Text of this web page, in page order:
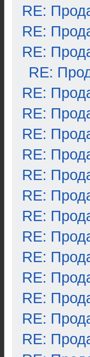
RE:
RE:
RE:
RE:
RE:
RE:
RE:
RE:
RE:
RE:
RE:
RE:
RE:
RE:
RE:
RE:
RE: